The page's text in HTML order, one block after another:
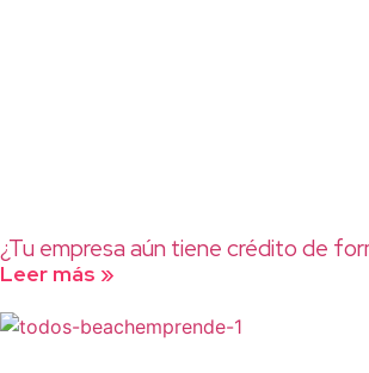
¿Tu empresa aún tiene crédito de
Leer más »